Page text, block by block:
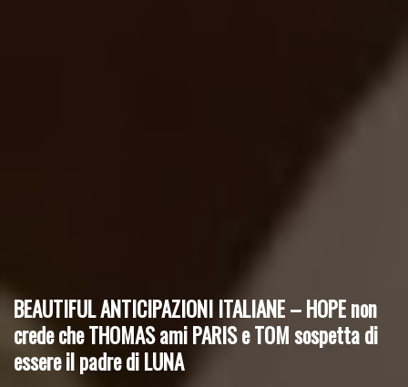
BEAUTIFUL ANTICIPAZIONI ITALIANE – HOPE non
crede che THOMAS ami PARIS e TOM sospetta di
essere il padre di LUNA